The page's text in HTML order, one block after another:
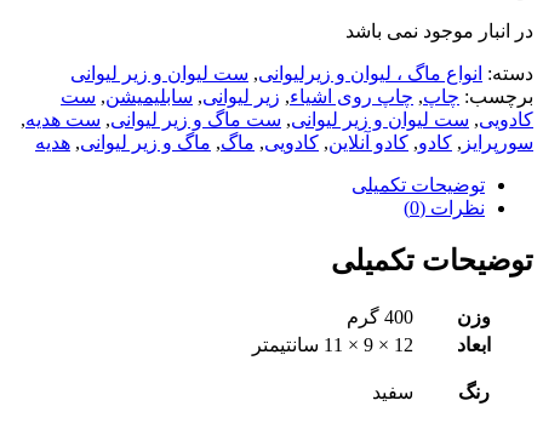
در انبار موجود نمی باشد
دسته: انواع ماگ ، لیوان و زیرلیوانی, ست لیوان و زیر لیوانی
برچسب: چاپ, چاپ روی اشیاء, زیر لیوانی, سابلیمیشن, ست
کادویی, ست لیوان و زیر لیوانی, ست ماگ و زیر لیوانی, ست هدیه,
سورپرایز , کادو, کادو آنلاین, کادویی, ماگ, ماگ و زیر لیوانی, هدیه
توضیحات تکمیلی
نظرات (0)
توضیحات تکمیلی
وزن
400 گرم
ابعاد
12 × 9 × 11 سانتیمتر
رنگ سفید